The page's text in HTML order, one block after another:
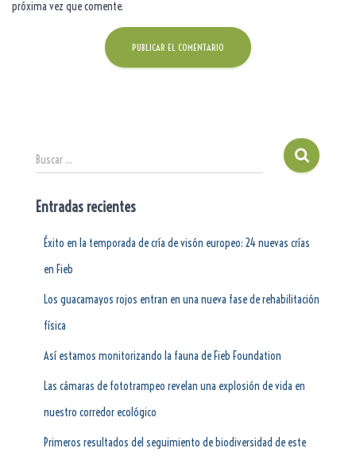
próxima vez que comente.
Buscar …
Entradas recientes
Éxito en la temporada de cría de visón europeo: 24 nuevas crías
en Fieb
Los guacamayos rojos entran en una nueva fase de rehabilitación
física
Así estamos monitorizando la fauna de Fieb Foundation
Las cámaras de fototrampeo revelan una explosión de vida en
nuestro corredor ecológico
Primeros resultados del seguimiento de biodiversidad de este